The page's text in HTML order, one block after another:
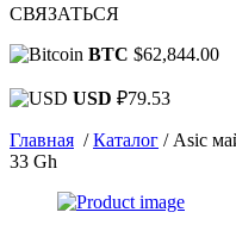
СВЯЗАТЬСЯ
BTC $62,844.00
USD ₽79.53
Главная /Каталог / Asic
33 Gh